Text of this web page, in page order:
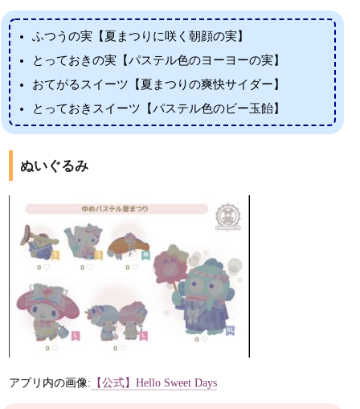
ふつうの実【夏まつりに咲く朝顔の実】
とっておきの実【パステル色のヨーヨーの実】
おてがるスイーツ【夏まつりの爽快サイダー】
とっておきスイーツ【パステル色のビー玉飴】
ぬいぐるみ
アプリ内の画像: 【公式】Hello Sweet Days